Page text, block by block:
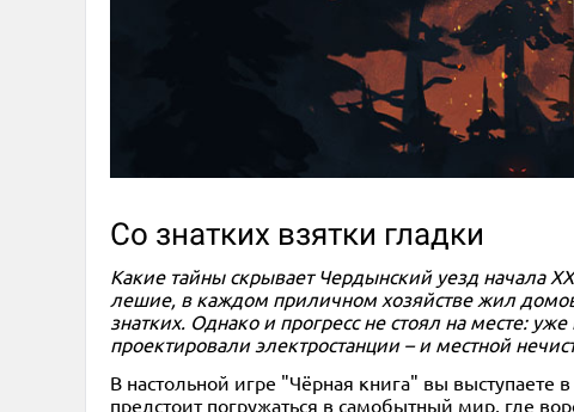
Со знатких взятки гладки
Какие тайны скрывает Чердынский уезд начала
лешие, в каждом приличном хозяйстве жил
знатких. Однако и прогресс не стоял на месте:
проектировали электростанции – и местной
В настольной игре "Чёрная книга" вы
предстоит погружаться в самобытный мир, где